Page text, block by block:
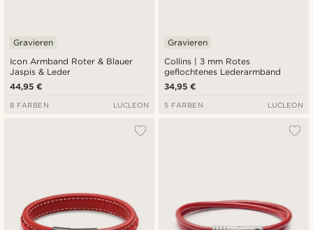
Icon Armband Roter & Blauer
Jaspis & Leder
Gravieren
44,95 €
8 FARBEN LUCLEON
Collins | 3 mm Rotes
geflochtenes Lederarmband
Gravieren
34,95 €
5 FARBEN LUCLEON